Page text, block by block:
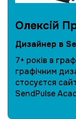
Олексій
Дизайнер в
7+ років в
графічним
стосуєтся
SendPulse